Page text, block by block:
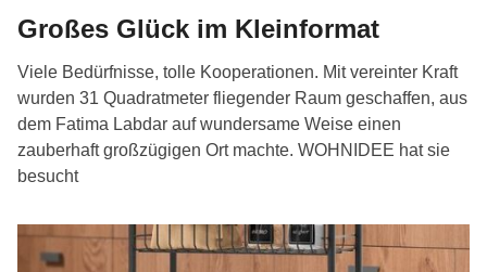
Großes Glück im Kleinformat
Viele Bedürfnisse, tolle Kooperationen. Mit vereinter Kraft
wurden 31 Quadratmeter fliegender Raum geschaffen, aus
dem Fatima Labdar auf wundersame Weise einen
zauberhaft großzügigen Ort machte. WOHNIDEE hat sie
besucht